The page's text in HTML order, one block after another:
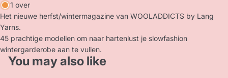
1 over
Het nieuwe herfst/wintermagazine van WOOLADDICTS by Lang
Yarns.
45 prachtige modellen om naar hartenlust je slowfashion
wintergarderobe aan te vullen.
You may also like